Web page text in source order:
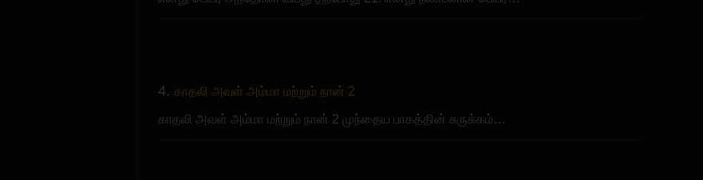
4. காதலி அவள் அம்மா மற்றும் நான் 2
காதலி அவள் அம்மா மற்றும் நான் 2 முந்தைய பாகத்தின் சுருக்கம்…